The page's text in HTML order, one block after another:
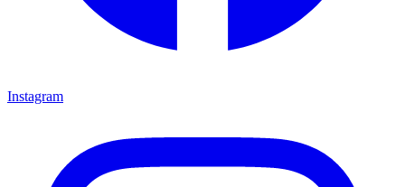
Instagram